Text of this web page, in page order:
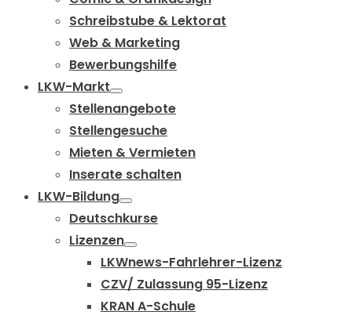
Schreibstube & Lektorat
Web & Marketing
Bewerbungshilfe
LKW-Markt
Stellenangebote
Stellengesuche
Mieten & Vermieten
Inserate schalten
LKW-Bildung
Deutschkurse
Lizenzen
LKWnews-Fahrlehrer-Lizenz
CZV/ Zulassung 95-Lizenz
KRAN A-Schule